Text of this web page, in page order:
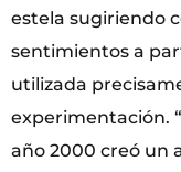
estela sugiriendo
sentimientos a
utilizada
experimentación.
año 2000 creó un